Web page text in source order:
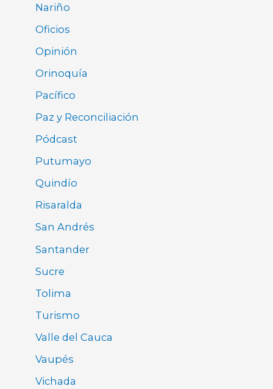
Nariño
Oficios
Opinión
Orinoquía
Pacífico
Paz y Reconciliación
Pódcast
Putumayo
Quindío
Risaralda
San Andrés
Santander
Sucre
Tolima
Turismo
Valle del Cauca
Vaupés
Vichada